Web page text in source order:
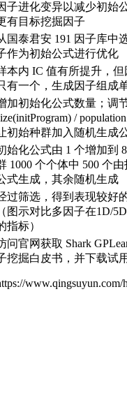
子进化变异以减少初始
有目标挖掘因子
国泰君安 191 因子库中
作为初始公式进行优化
本内 IC 值有所提升，
有一个，生成因子组成
加初始化公式数量；调
/
初始种群加入随机生成
始化公式由 1 个增加到
1000 个个体中 500 个
式生成，其余随机生成
过筛选，得到表现较好
（图示对比多因子在1D/
指标）
问官网获取 Shark
挖掘白皮书，并下载试
www.qingsuyun.com/